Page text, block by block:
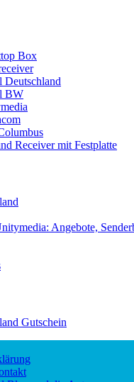
Box
Deutschland
BW
Receiver mit Festplatte
Angebote,
Gutschein